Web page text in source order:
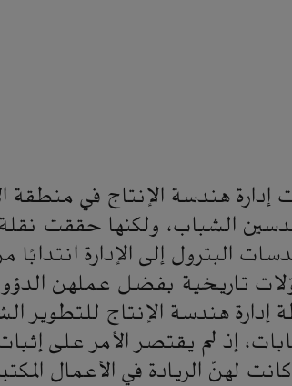
إدارة هندسة الإنتاج في منطقة
البترول إلى الإدارة
تاريخية بفضل عملهن
إدارة هندسة الإنتاج للتطوير
إذ لم يقتصر الأمر على
لهنّ الريادة في الأعمال